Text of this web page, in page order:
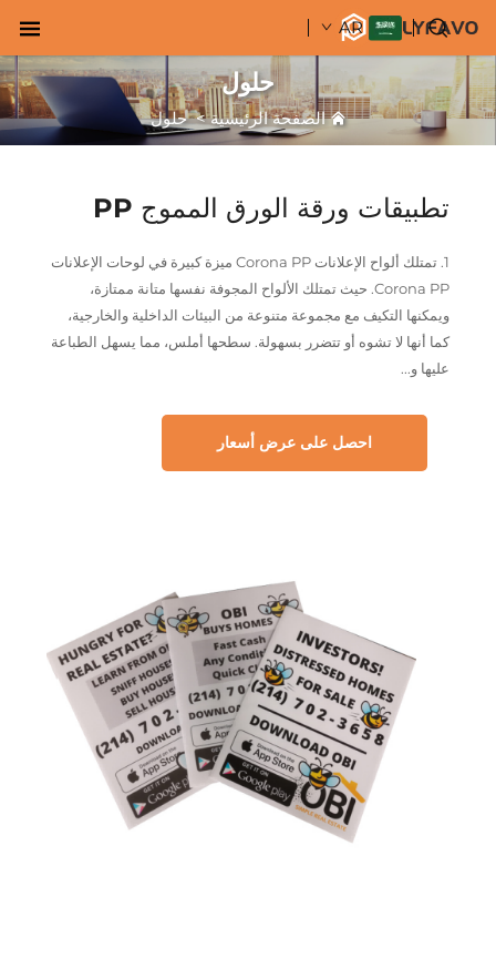
AR
حلول
الصفحة الرئيسية>حلول
تطبيقات ورقة الورق المموج PP
1. تمتلك ألواح الإعلانات Corona PP ميزة كبيرة في لوحات الإعلانات
Corona PP. حيث تمتلك الألواح المجوفة نفسها متانة ممتازة،
ويمكنها التكيف مع مجموعة متنوعة من البيئات الداخلية والخارجية،
كما أنها لا تشوه أو تتضرر بسهولة. سطحها أملس، مما يسهل الطباعة
عليها و...
احصل على عرض أسعار